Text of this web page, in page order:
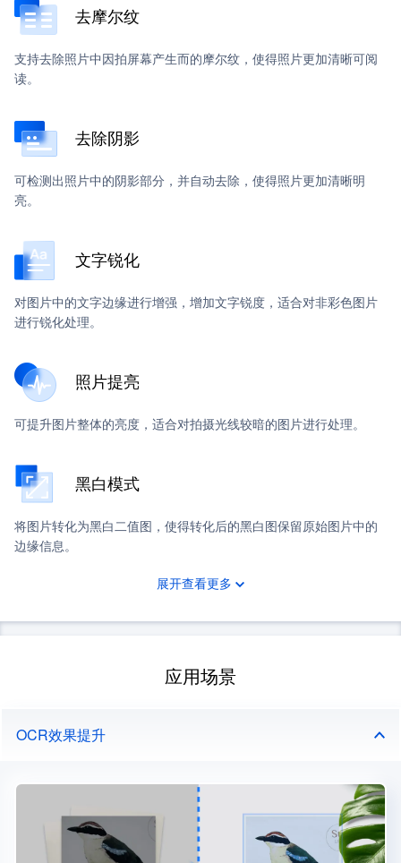
去摩尔纹
支持去除照片中因拍屏幕产生而的摩尔纹，使得照片更加清晰可阅
读。
去除阴影
可检测出照片中的阴影部分，并自动去除，使得照片更加清晰明
亮。
文字锐化
对图片中的文字边缘进行增强，增加文字锐度，适合对非彩色图片
进行锐化处理。
照片提亮
可提升图片整体的亮度，适合对拍摄光线较暗的图片进行处理。
黑白模式
将图片转化为黑白二值图，使得转化后的黑白图保留原始图片中的
边缘信息。
展开查看更多
应用场景
OCR效果提升